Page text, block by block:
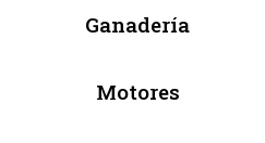
Ganadería
Motores